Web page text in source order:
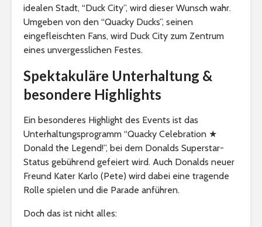
idealen Stadt, “Duck City”, wird dieser Wunsch wahr.
Umgeben von den “Quacky Ducks”, seinen
eingefleischten Fans, wird Duck City zum Zentrum
eines unvergesslichen Festes.
Spektakuläre Unterhaltung &
besondere Highlights
Ein besonderes Highlight des Events ist das
Unterhaltungsprogramm “Quacky Celebration ★
Donald the Legend!”, bei dem Donalds Superstar-
Status gebührend gefeiert wird. Auch Donalds neuer
Freund Kater Karlo (Pete) wird dabei eine tragende
Rolle spielen und die Parade anführen.
Doch das ist nicht alles: